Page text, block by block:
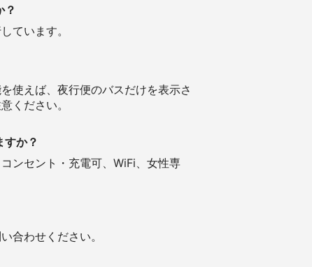
？
ています。
使えば、夜行便のバスだけを表示さ
ください。
すか？
ンセント・充電可、WiFi、女性専
合わせください。